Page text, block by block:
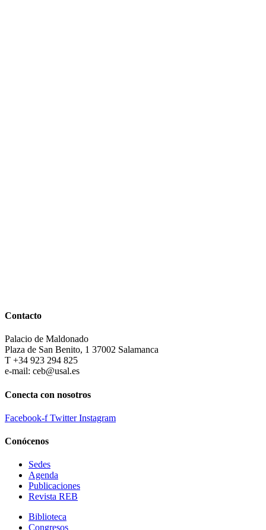
Contacto
Palacio de Maldonado
Plaza de San Benito, 1 37002 Salamanca
T +34 923 294 825
e-mail: ceb@usal.es
Conecta con nosotros
Facebook-f Twitter Instagram
Conócenos
Sedes
Agenda
Publicaciones
Revista REB
Biblioteca
Congresos